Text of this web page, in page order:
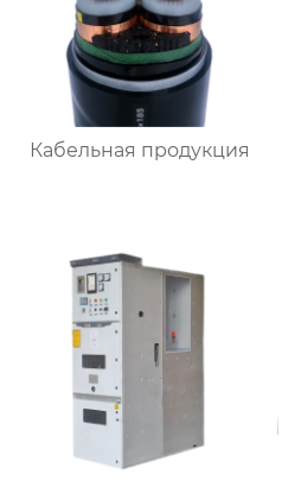
Кабельная продукция